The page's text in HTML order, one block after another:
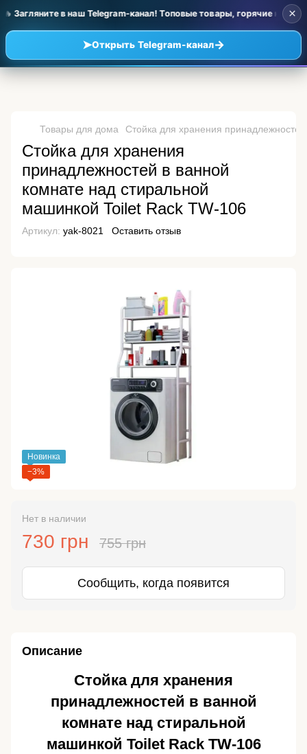
Загляните в наш Telegram-канал! Топовые товары, горячие
➤Открыть Telegram-канал→
×
Товары для дома Стойка для хранения
Стойка для хранения
принадлежностей в ванной
комнате над стиральной
машинкой Toilet Rack TW-106
Артикул: yak-8021 Оставить отзыв
Новинка
−3%
Нет в наличии
730 грн 755 грн
Сообщить, когда появится
Описание
Стойка для хранения
принадлежностей в ванной
комнате над стиральной
машинкой Toilet Rack TW-106